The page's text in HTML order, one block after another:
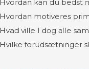
Hvordan kan du bedst
Hvordan motiveres
Hvad ville I dog alle
Hvilke forudsætninger